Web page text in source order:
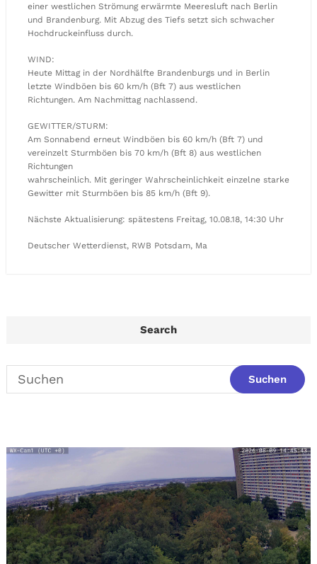
einer westlichen Strömung erwärmte Meeresluft nach Berlin
und Brandenburg. Mit Abzug des Tiefs setzt sich schwacher
Hochdruckeinfluss durch.
WIND:
Heute Mittag in der Nordhälfte Brandenburgs und in Berlin
letzte Windböen bis 60 km/h (Bft 7) aus westlichen
Richtungen. Am Nachmittag nachlassend.
GEWITTER/STURM:
Am Sonnabend erneut Windböen bis 60 km/h (Bft 7) und
vereinzelt Sturmböen bis 70 km/h (Bft 8) aus westlichen
Richtungen
wahrscheinlich. Mit geringer Wahrscheinlichkeit einzelne starke
Gewitter mit Sturmböen bis 85 km/h (Bft 9).
Nächste Aktualisierung: spätestens Freitag, 10.08.18, 14:30 Uhr
Deutscher Wetterdienst, RWB Potsdam, Ma
Search